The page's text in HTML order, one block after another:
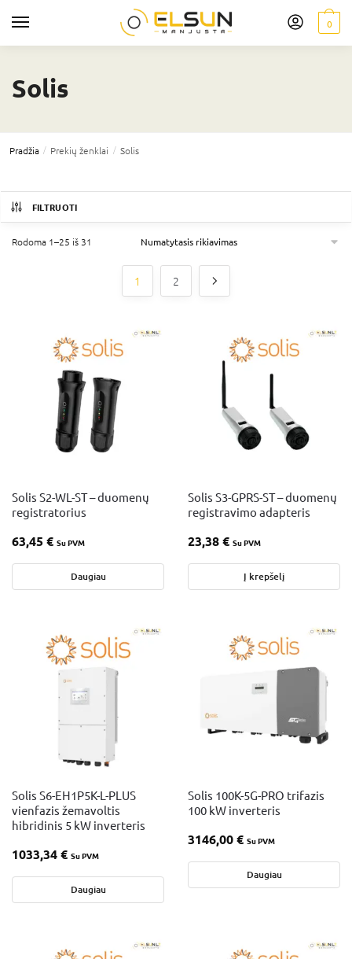
0
Solis
Pradžia / Prekių ženklai / Solis
FILTRUOTI
Rodoma 1–25 iš 31
1 2
Solis S2-WL-ST – duomenų
registratorius
63,45€ Su PVM
Daugiau
Solis S3-GPRS-ST – duomenų
registravimo adapteris
23,38€ Su PVM
Į krepšelį
Solis S6-EH1P5K-L-PLUS
vienfazis žemavoltis
hibridinis 5 kW inverteris
1033,34€ Su PVM
Daugiau
Solis 100K-5G-PRO trifazis
100 kW inverteris
3146,00€ Su PVM
Daugiau